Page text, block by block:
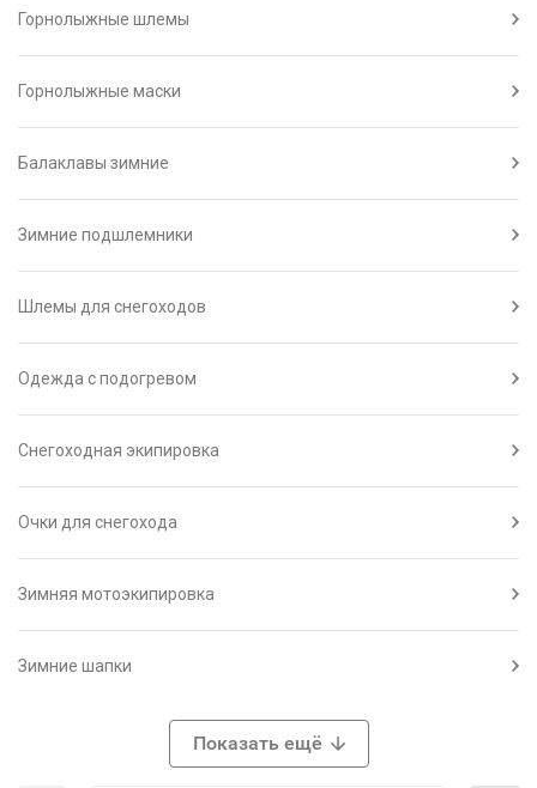
Горнолыжные шлемы
Горнолыжные маски
Балаклавы зимние
Зимние подшлемники
Шлемы для снегоходов
Одежда с подогревом
Снегоходная экипировка
Очки для снегохода
Зимняя мотоэкипировка
Зимние шапки
Показать ещё